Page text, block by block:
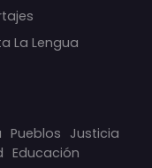
La Lengua
Pueblos Justicia
Educación